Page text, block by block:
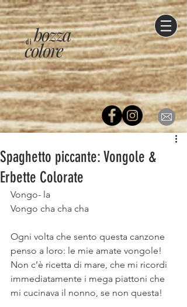
di
colore
bozza
Spaghetto piccante: Vongole &
Erbette Colorate
Vongo- la
Vongo cha cha cha
Ogni volta che sento questa canzone
penso a loro: le mie amate vongole!
Non c’è ricetta di mare, che mi ricordi
immediatamente i mega piattoni che
mi cucinava il nonno, se non questa!